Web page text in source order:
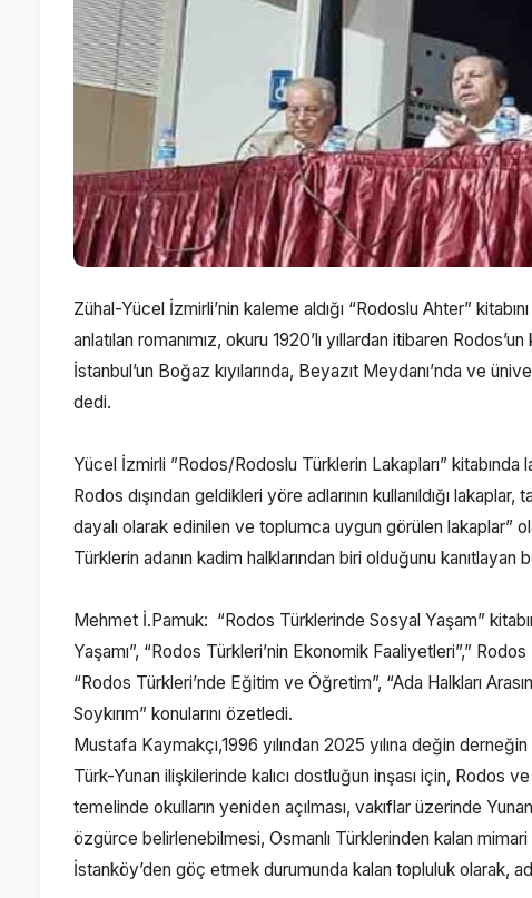
Zühal-Yücel İzmirli’nin kaleme aldığı “Rodoslu Ahter”
anlatılan romanımız, okuru 1920’lı yıllardan itibaren
İstanbul’un Boğaz kıyılarında, Beyazıt Meydanı’nda ve
dedi.
Yücel İzmirli ”Rodos/Rodoslu Türklerin Lakapları” kitabında
Rodos dışından geldikleri yöre adlarının kullanıldığı
dayalı olarak edinilen ve toplumca uygun görülen lakaplar”
Türklerin adanın kadim halklarından biri olduğunu kanıtlayan
Mehmet İ.Pamuk: “Rodos Türklerinde Sosyal Yaşam”
Yaşamı”, “Rodos Türkleri’nin Ekonomik Faaliyetleri”,”
“Rodos Türkleri’nde Eğitim ve Öğretim”, “Ada Halkları
Soykırım” konularını özetledi.
Mustafa Kaymakçı,1996 yılından 2025 yılına değin
Türk-Yunan ilişkilerinde kalıcı dostluğun inşası için, Rodos
temelinde okulların yeniden açılması, vakıflar üzerinde
özgürce belirlenebilmesi, Osmanlı Türklerinden kalan
İstanköy’den göç etmek durumunda kalan topluluk olarak,